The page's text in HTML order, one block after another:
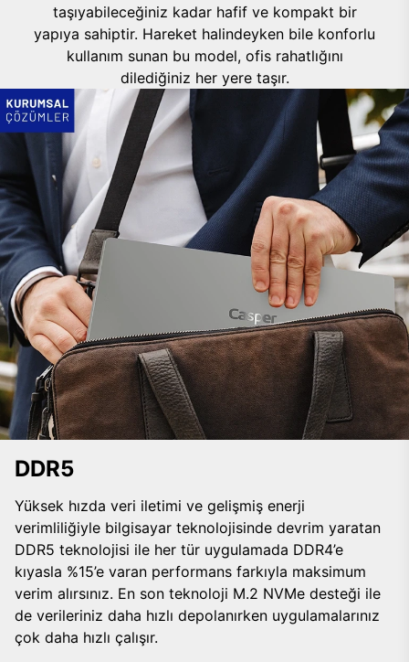
taşıyabileceğiniz kadar hafif ve kompakt bir
yapıya sahiptir. Hareket halindeyken bile konforlu
kullanım sunan bu model, ofis rahatlığını
dilediğiniz her yere taşır.
DDR5
Yüksek hızda veri iletimi ve gelişmiş enerji
verimliliğiyle bilgisayar teknolojisinde devrim yaratan
DDR5 teknolojisi ile her tür uygulamada DDR4’e
kıyasla %15’e varan performans farkıyla maksimum
verim alırsınız. En son teknoloji M.2 NVMe desteği ile
de verileriniz daha hızlı depolanırken uygulamalarınız
çok daha hızlı çalışır.